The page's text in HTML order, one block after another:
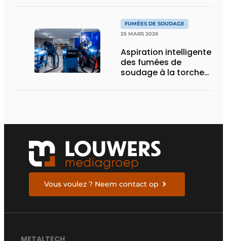
l’avenir
FUMÉES DE SOUDAGE
25 MARS 2026
Aspiration intelligente
des fumées de
soudage à la torche
Vous voulez ? Neem contact op